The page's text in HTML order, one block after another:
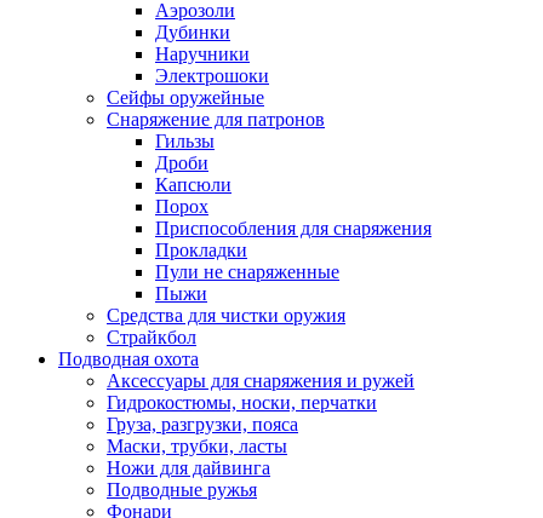
Аэрозоли
Дубинки
Наручники
Электрошоки
Сейфы оружейные
Снаряжение для патронов
Гильзы
Дроби
Капсюли
Порох
Приспособления для снаряжения
Прокладки
Пули не снаряженные
Пыжи
Средства для чистки оружия
Страйкбол
Подводная охота
Аксессуары для снаряжения и ружей
Гидрокостюмы, носки, перчатки
Груза, разгрузки, пояса
Маски, трубки, ласты
Ножи для дайвинга
Подводные ружья
Фонари